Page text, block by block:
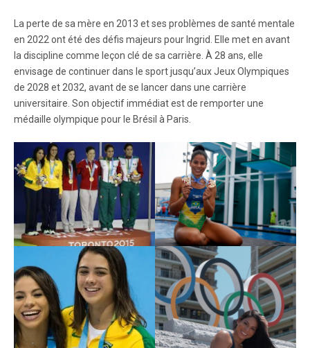
La perte de sa mère en 2013 et ses problèmes de santé mentale
en 2022 ont été des défis majeurs pour Ingrid. Elle met en avant
la discipline comme leçon clé de sa carrière. À 28 ans, elle
envisage de continuer dans le sport jusqu’aux Jeux Olympiques
de 2028 et 2032, avant de se lancer dans une carrière
universitaire. Son objectif immédiat est de remporter une
médaille olympique pour le Brésil à Paris.